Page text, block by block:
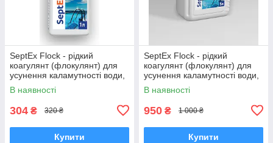
SeptEx Flock - рідкий
коагулянт (флокулянт) для
усунення каламутності води,
1 л
В наявності
304 ₴ 320 ₴
Купити
SeptEx Flock - рідкий
коагулянт (флокулянт) для
усунення каламутності води,
5 л
В наявності
950 ₴ 1 000 ₴
Купити